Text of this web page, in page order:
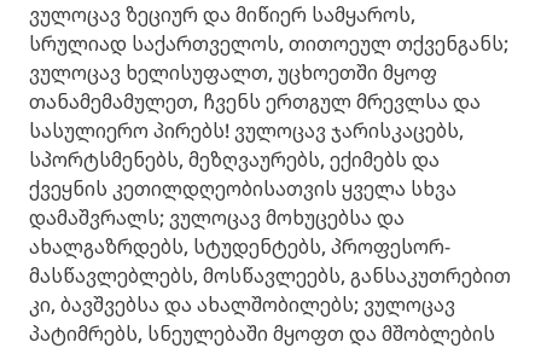
ვულოცავ ზეციურ და მიწიერ სამყაროს,
სრულიად საქართველოს, თითოეულ თქვენგანს;
ვულოცავ ხელისუფალთ, უცხოეთში მყოფ
თანამემამულეთ, ჩვენს ერთგულ მრევლსა და
სასულიერო პირებს! ვულოცავ ჯარისკაცებს,
სპორტსმენებს, მეზღვაურებს, ექიმებს და
ქვეყნის კეთილდღეობისათვის ყველა სხვა
დამაშვრალს; ვულოცავ მოხუცებსა და
ახალგაზრდებს, სტუდენტებს, პროფესორ-
მასწავლებლებს, მოსწავლეებს, განსაკუთრებით
კი, ბავშვებსა და ახალშობილებს; ვულოცავ
პატიმრებს, სნეულებაში მყოფთ და მშობლების